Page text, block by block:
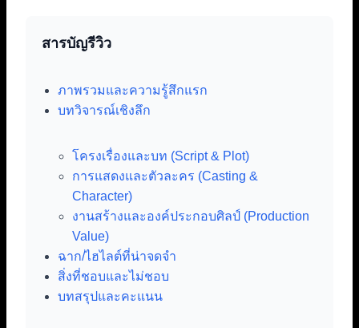
สารบัญรีวิว
ภาพรวมและความรู้สึกแรก
บทวิจารณ์เชิงลึก
โครงเรื่องและบท (Script & Plot)
การแสดงและตัวละคร (Casting &
Character)
งานสร้างและองค์ประกอบศิลป์ (Production
Value)
ฉาก/ไฮไลต์ที่น่าจดจำ
สิ่งที่ชอบและไม่ชอบ
บทสรุปและคะแนน